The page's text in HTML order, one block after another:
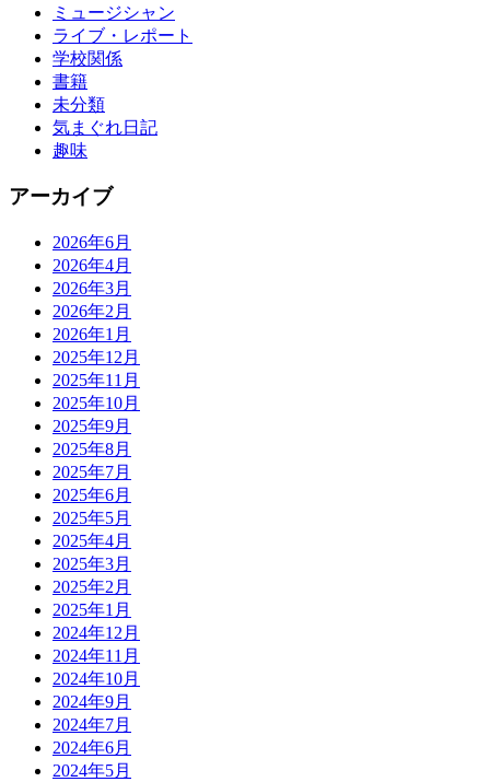
ミュージシャン
ライブ・レポート
学校関係
書籍
未分類
気まぐれ日記
趣味
アーカイブ
2026年6月
2026年4月
2026年3月
2026年2月
2026年1月
2025年12月
2025年11月
2025年10月
2025年9月
2025年8月
2025年7月
2025年6月
2025年5月
2025年4月
2025年3月
2025年2月
2025年1月
2024年12月
2024年11月
2024年10月
2024年9月
2024年7月
2024年6月
2024年5月